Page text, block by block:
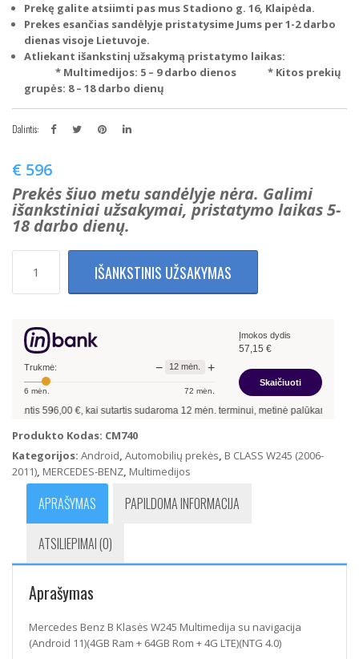
Prekę galite atsiimti pas mus Stadiono g. 16, Klaipėda.
Prekes esančias sandėlyje pristatysime Jums per 1-2 darbo
dienas visoje Lietuvoje.
Atliekant išankstinį užsakymą pristatymo laikas:
* Multimedijos: 5 – 9 darbo dienos * Kitos prekių
grupės: 8 – 18 darbo dienų
Dalintis:
€ 596
Prekės šiuo metu sandėlyje nėra. Galimi
išankstiniai užsakymai, pristatymo laikas 5-
18 darbo dienų.
kiekis:
Klasės
W245
Multimedija
(Android
11)
(4GB
Ram
LTE)
IŠANKSTINIS UŽSAKYMAS
Trukmė: − 12 mėn. +
6 mėn. 72 mėn.
Įmokos dydis
57,15 €
Skaičiuoti
596,00€, kai sutartis sudaroma12mėn. terminui, metinė palūkanų norma –
Produkto Kodas: CM740
Kategorijos: Android, Automobilių prekės, B CLASS W245 (2006-
2011), MERCEDES-BENZ, Multimedijos
APRAŠYMAS PAPILDOMA INFORMACIJA
ATSILIEPIMAI (0)
Aprašymas
Mercedes Benz B Klasės W245 Multimedija su navigacija
(Android 11)(4GB Ram + 64GB Rom + 4G LTE)(NTG 4.0)